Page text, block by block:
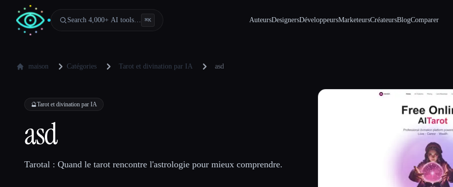
Search 4,000+ AI tools… ⌘K AuteursDesignersDéveloppeursMarketeursCréateursBlogComparer
maison Catégories Tarot et divination par IA asd
🔮Tarot et divination par IA
asd
Tarotal : Quand le tarot rencontre l'astrologie pour mieux comprendre.